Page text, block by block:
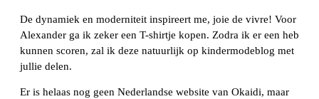
De dynamiek en moderniteit inspireert me, joie de vivre! Voor
Alexander ga ik zeker een T-shirtje kopen. Zodra ik er een heb
kunnen scoren, zal ik deze natuurlijk op kindermodeblog met
jullie delen.
Er is helaas nog geen Nederlandse website van Okaidi, maar